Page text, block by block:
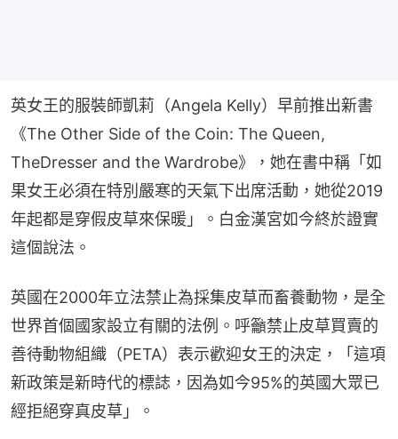
英女王的服裝師凱莉（Angela Kelly）早前推出新書
《The Other Side of the Coin: The Queen,
TheDresser and the Wardrobe》，她在書中稱「如
果女王必須在特別嚴寒的天氣下出席活動，她從2019
年起都是穿假皮草來保暖」。白金漢宮如今終於證實
這個說法。
英國在2000年立法禁止為採集皮草而畜養動物，是全
世界首個國家設立有關的法例。呼籲禁止皮草買賣的
善待動物組織（PETA）表示歡迎女王的決定，「這項
新政策是新時代的標誌，因為如今95%的英國大眾已
經拒絕穿真皮草」。